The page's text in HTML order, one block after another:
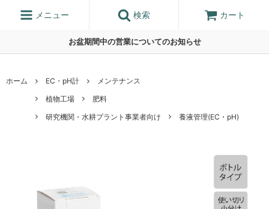
お盆期間中の営業についてのお知らせ
メニュー 検索 カート
ホーム EC・pH計
メンテナンス
植物工場
肥料
研究機関・水耕プラント事業者向け
養液管理(EC・pH)